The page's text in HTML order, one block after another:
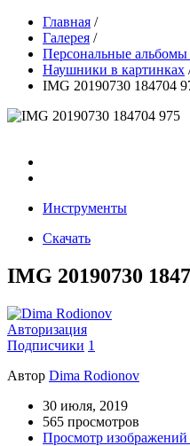
Главная /
Галерея /
Персональные альбомы
Наушники в картинках
IMG 20190730 184704
Инструменты
Скачать
IMG 20190730
Авторизация
Подписчики 1
Автор Dima Rodionov
30 июля, 2019
565 просмотров
Просмотр